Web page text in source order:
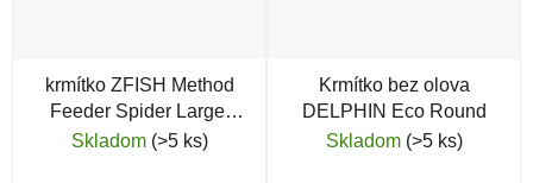
krmítko ZFISH Method
Feeder Spider Large,
70g
Skladom (>5 ks)
Krmítko bez olova
DELPHIN Eco Round
Skladom (>5 ks)